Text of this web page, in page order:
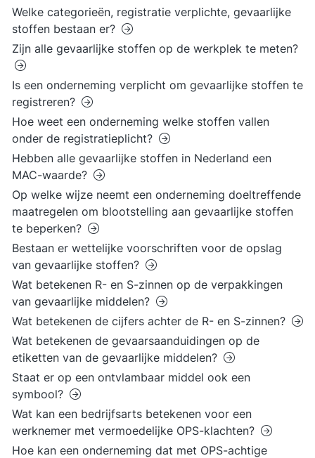
Welke categorieën, registratie verplichte, gevaarlijke
stoffen bestaan er?
Zijn alle gevaarlijke stoffen op de werkplek te meten?
Is een onderneming verplicht om gevaarlijke stoffen te
registreren?
Hoe weet een onderneming welke stoffen vallen
onder de registratieplicht?
Hebben alle gevaarlijke stoffen in Nederland een
MAC-waarde?
Op welke wijze neemt een onderneming doeltreffende
maatregelen om blootstelling aan gevaarlijke stoffen
te beperken?
Bestaan er wettelijke voorschriften voor de opslag
van gevaarlijke stoffen?
Wat betekenen R- en S-zinnen op de verpakkingen
van gevaarlijke middelen?
Wat betekenen de cijfers achter de R- en S-zinnen?
Wat betekenen de gevaarsaanduidingen op de
etiketten van de gevaarlijke middelen?
Staat er op een ontvlambaar middel ook een
symbool?
Wat kan een bedrijfsarts betekenen voor een
werknemer met vermoedelijke OPS-klachten?
Hoe kan een onderneming dat met OPS-achtige